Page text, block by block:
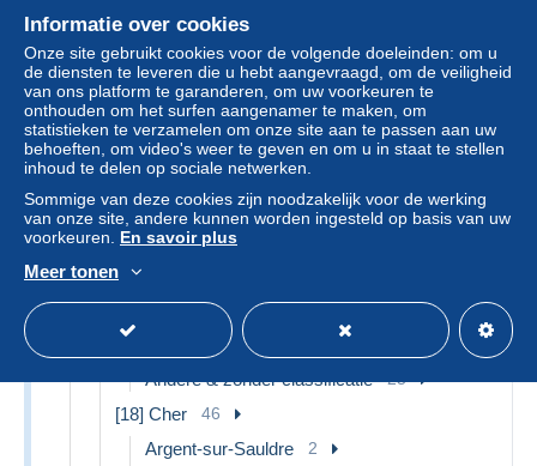
La Rochelle
Marennes 4
Meschers 2
Montendre 1
Rochefort 3
Royan 10
Saint-Georges-de-Didonne 4
8
Andere & zonder classificatie 25
[18] Cher 46
Argent-sur-Sauldre 2
Informatie over cookies
Onze site gebruikt cookies voor de volgende doeleinden: om u
de diensten te leveren die u hebt aangevraagd, om de veiligheid
van ons platform te garanderen, om uw voorkeuren te
onthouden om het surfen aangenamer te maken, om
statistieken te verzamelen om onze site aan te passen aan uw
behoeften, om video's weer te geven en om u in staat te stellen
inhoud te delen op sociale netwerken.
Sommige van deze cookies zijn noodzakelijk voor de werking
van onze site, andere kunnen worden ingesteld op basis van uw
voorkeuren. En savoir plus
Meer tonen